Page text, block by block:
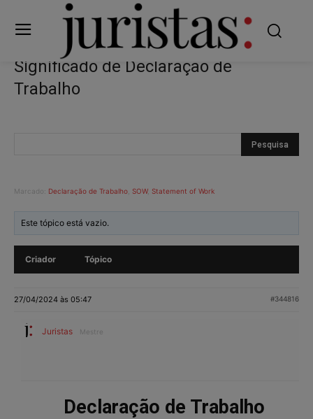
Significado de Declaração de
Trabalho
Marcado: Declaração de Trabalho SOW, Statement of Work
Este tópico está vazio.
Criador Tópico
27/04/2024 às 05:47 #344816
Juristas Mestre
Declaração de Trabalho